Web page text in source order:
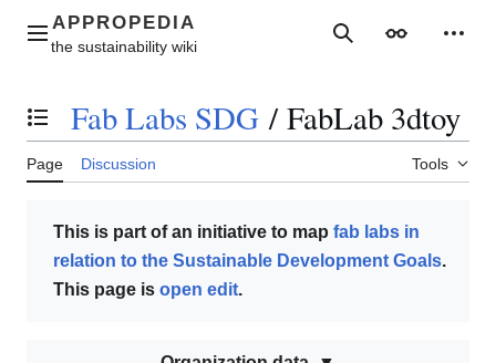
contentMain menu SearchAppearance
Toggle the table of contents
Fab Labs SDG / FabLab 3dtoy
Page Discussion Tools
This is part of an initiative to map fab labs in
relation to the Sustainable Development Goals.
This page is open edit.